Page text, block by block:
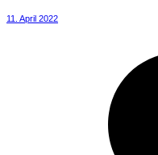
11. April 2022